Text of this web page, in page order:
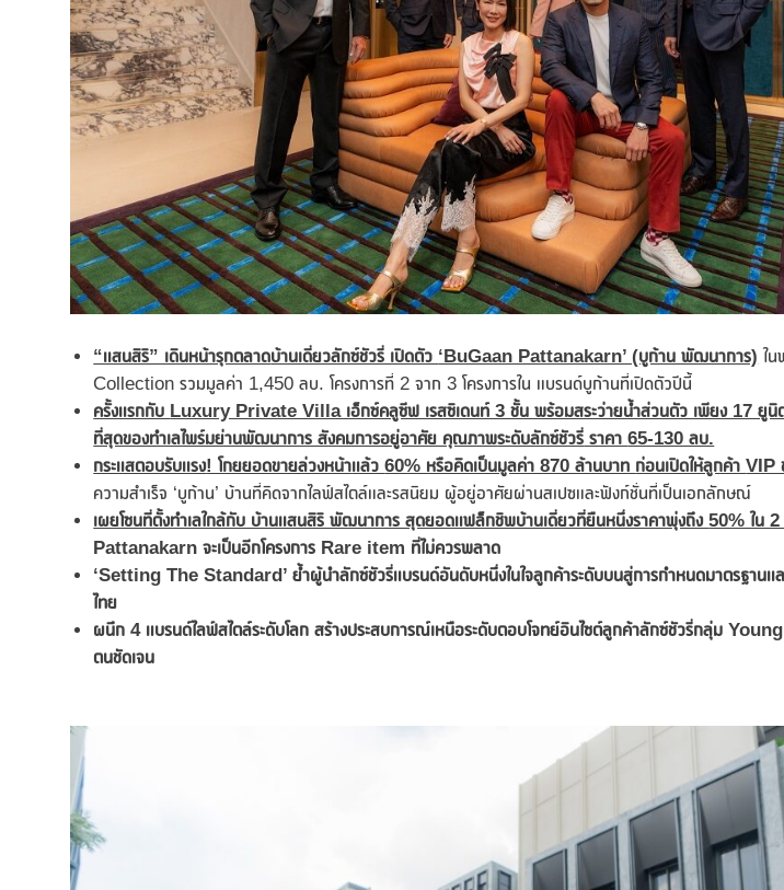
“แสนสิริ” เดินหน้ารุกตลาดบ้านเดี่ยวลักซ์ชัวรี่ เปิดตัว ‘BuGaan Pattanakarn’ (บูก้าน พัฒนาการ) ใ
Collection รวมมูลค่า 1,450 ลบ. โครงการที่ 2 จาก 3 โครงการใน แบรนด์บูก้านที่เปิดตัวปีนี้
ครั้งแรกกับ Luxury Private Villa เอ็กซ์คลูซีฟ เรสซิเดนท์ 3 ชั้น พร้อมสระว่ายน้ำส่วนตัว เพียง 17
ที่สุดของทำเลไพร์มย่านพัฒนาการ สังคมการอยู่อาศัย คุณภาพระดับลักซ์ชัวรี่ ราคา65-130 ลบ.
กระแสตอบรับแรง! โกยยอดขายล่วงหน้าแล้ว60% หรือคิดเป็นมูลค่า 870 ล้านบาท ก่อนเปิดให้ลูกค้าVIP
ความสำเร็จ ‘บูก้าน’ บ้านที่คิดจากไลฟ์สไตล์และรสนิยม ผู้อยู่อาศัยผ่านสเปซและฟังก์ชั่นที่เป็นเอกลักษณ์
เผยโซนที่ตั้งทำเลใกล้กับ บ้านแสนสิริ พัฒนาการ สุดยอดแฟล็กชิพบ้านเดี่ยวที่ยืนหนึ่งราคาพุ่งถึง50% ใน
Pattanakarn จะเป็นอีกโครงการ Rare item ที่ไม่ควรพลาด
‘Setting The Standard’ย้ำผู้นำลักซ์ชัวรี่แบรนด์อันดับหนึ่งในใจลูกค้าระดับบนสู่การกำหนดมาตรฐานแ
ไทย
ผนึก4 แบรนด์ไลฟ์สไตล์ระดับโลก สร้างประสบการณ์เหนือระดับตอบโจทย์อินไซต์ลูกค้าลักซ์ชัวรี่กลุ่ม
ตนชัดเจน